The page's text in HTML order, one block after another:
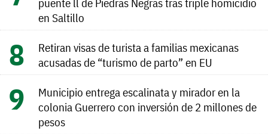
en Saltillo
Retiran visas de turista a familias mexicanas
acusadas de “turismo de parto” en EU
Municipio entrega escalinata y mirador en la
colonia Guerrero con inversión de 2 millones de
pesos